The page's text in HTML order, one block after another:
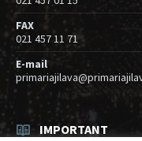
FAX
021 457 11 71
E-mail
IMPORTANT